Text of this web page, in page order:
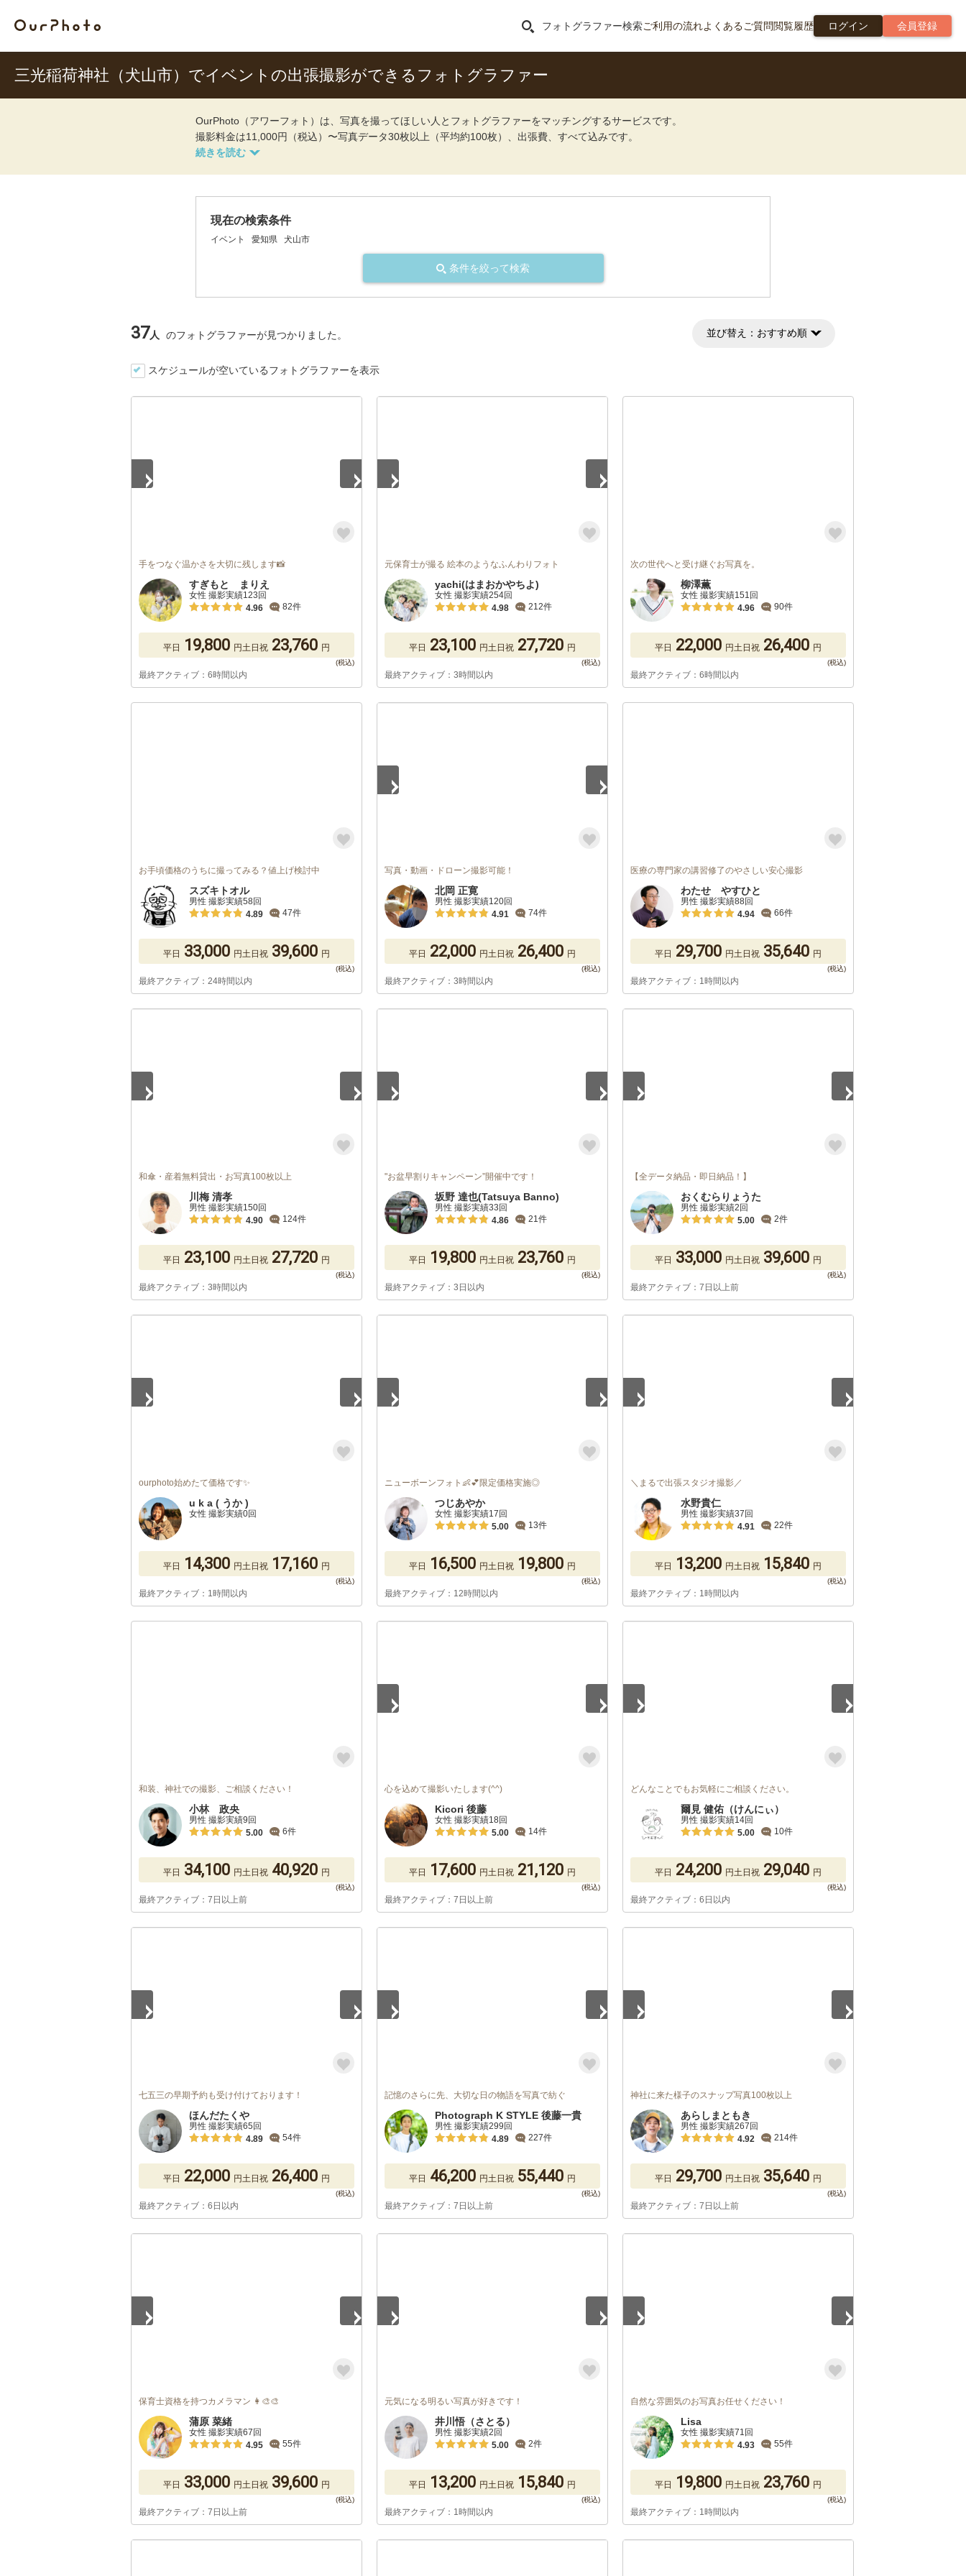
フォトグラファー検索ご利用の流れよくあるご質問閲覧履歴 ログイン 会員登録
三光稲荷神社（犬山市）でイベントの出張撮影ができるフォトグラファー
OurPhoto（アワーフォト）は、写真を撮ってほしい人とフォトグラファーをマッチングするサービスです。
撮影料金は11,000円（税込）〜写真データ30枚以上（平均約100枚）、出張費、すべて込みです。
現在の検索条件
イベント 愛知県 犬山市
条件を絞って検索
37人 のフォトグラファーが見つかりました。 並び替え： おすすめ順
スケジュールが空いているフォトグラファーを表示
手をつなぐ温かさを大切に残します📸
すぎもと まりえ
女性 撮影実績123回
4.96
82件
平日 19,800 円土日祝 23,760 円
最終アクティブ：6時間以内
元保育士が撮る 絵本のようなふんわりフォト
yachi(はまおかやちよ)
女性 撮影実績254回
4.98
212件
平日 23,100 円土日祝 27,720 円
最終アクティブ：3時間以内
次の世代へと受け継ぐお写真を。
柳澤薫
女性 撮影実績151回
4.96
90件
平日 22,000 円土日祝 26,400 円
最終アクティブ：6時間以内
お手頃価格のうちに撮ってみる？値上げ検討中
スズキトオル
男性 撮影実績58回
4.89
47件
平日 33,000 円土日祝 39,600 円
最終アクティブ：24時間以内
写真・動画・ドローン撮影可能！
北岡 正寛
男性 撮影実績120回
4.91
74件
平日 22,000 円土日祝 26,400 円
最終アクティブ：3時間以内
医療の専門家の講習修了のやさしい安心撮影
わたせ やすひと
男性 撮影実績88回
4.94
66件
平日 29,700 円土日祝 35,640 円
最終アクティブ：1時間以内
和傘・産着無料貸出・お写真100枚以上
川梅 清孝
男性 撮影実績150回
4.90
124件
平日 23,100 円土日祝 27,720 円
最終アクティブ：3時間以内
"お盆早割りキャンペーン”開催中です！
坂野 達也(Tatsuya Banno)
男性 撮影実績33回
4.86
21件
平日 19,800 円土日祝 23,760 円
最終アクティブ：3日以内
【全データ納品・即日納品！】
おくむらりょうた
男性 撮影実績2回
5.00
2件
平日 33,000 円土日祝 39,600 円
最終アクティブ：7日以上前
ourphoto始めたて価格です✨
u k a ( うか )
女性 撮影実績0回
平日 14,300 円土日祝 17,160 円
最終アクティブ：1時間以内
ニューボーンフォト👶💕限定価格実施◎
つじあやか
女性 撮影実績17回
5.00
13件
平日 16,500 円土日祝 19,800 円
最終アクティブ：12時間以内
＼まるで出張スタジオ撮影／
水野貴仁
男性 撮影実績37回
4.91
22件
平日 13,200 円土日祝 15,840 円
最終アクティブ：1時間以内
和装、神社での撮影、ご相談ください！
小林 政央
男性 撮影実績9回
5.00
6件
平日 34,100 円土日祝 40,920 円
最終アクティブ：7日以上前
心を込めて撮影いたします(^^)
Kicori 後藤
女性 撮影実績18回
5.00
14件
平日 17,600 円土日祝 21,120 円
最終アクティブ：7日以上前
どんなことでもお気軽にご相談ください。
爾見 健佑（けんにぃ）
男性 撮影実績14回
5.00
10件
平日 24,200 円土日祝 29,040 円
最終アクティブ：6日以内
七五三の早期予約も受け付けております！
ほんだたくや
男性 撮影実績65回
4.89
54件
平日 22,000 円土日祝 26,400 円
最終アクティブ：6日以内
記憶のさらに先、大切な日の物語を写真で紡ぐ
Photograph K STYLE 後藤一貴
男性 撮影実績299回
4.89
227件
平日 46,200 円土日祝 55,440 円
最終アクティブ：7日以上前
神社に来た様子のスナップ写真100枚以上
あらしまともき
男性 撮影実績267回
4.92
214件
平日 29,700 円土日祝 35,640 円
最終アクティブ：7日以上前
保育士資格を持つカメラマン 👩‍🎨🎨
蒲原 菜緒
女性 撮影実績67回
4.95
55件
平日 33,000 円土日祝 39,600 円
最終アクティブ：7日以上前
元気になる明るい写真が好きです！
井川悟（さとる）
男性 撮影実績2回
5.00
2件
平日 13,200 円土日祝 15,840 円
最終アクティブ：1時間以内
自然な雰囲気のお写真お任せください！
Lisa
女性 撮影実績71回
4.93
55件
平日 19,800 円土日祝 23,760 円
最終アクティブ：1時間以内